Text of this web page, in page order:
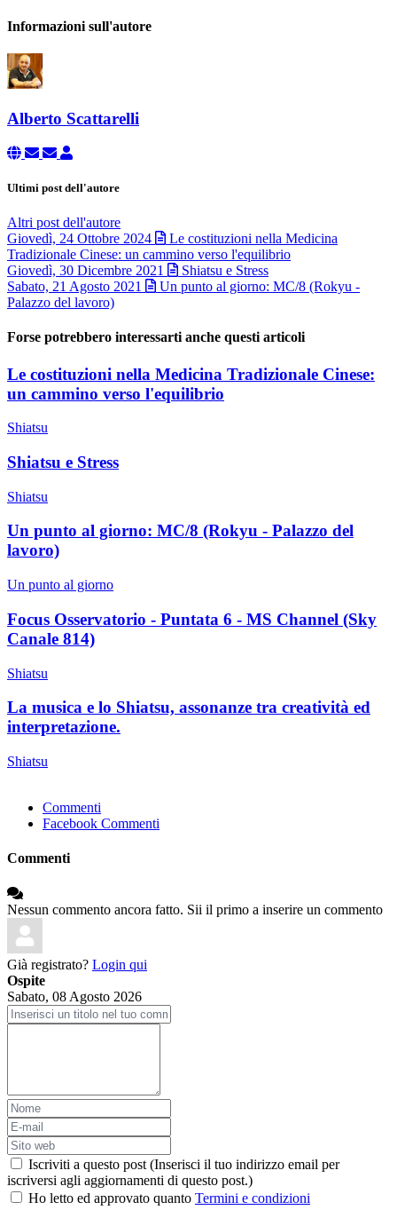
Informazioni sull'autore
Alberto Scattarelli
Ultimi post dell'autore
Altri post dell'autore
Giovedì, 24 Ottobre 2024
Le costituzioni nella Medicina
Tradizionale Cinese: un cammino verso l'equilibrio
Giovedì, 30 Dicembre 2021
Shiatsu e Stress
Sabato, 21 Agosto 2021
Un punto al giorno: MC/8 (Rokyu -
Palazzo del lavoro)
Forse potrebbero interessarti anche questi articoli
Le costituzioni nella Medicina Tradizionale Cinese:
un cammino verso l'equilibrio
Shiatsu
Shiatsu e Stress
Shiatsu
Un punto al giorno: MC/8 (Rokyu - Palazzo del
lavoro)
Un punto al giorno
Focus Osservatorio - Puntata 6 - MS Channel (Sky
Canale 814)
Shiatsu
La musica e lo Shiatsu, assonanze tra creatività ed
interpretazione.
Shiatsu
Commenti
Facebook Commenti
Commenti
Nessun commento ancora fatto. Sii il primo a inserire un commento
Già registrato? Login qui
Ospite
Sabato, 08 Agosto 2026
Iscriviti a questo post (Inserisci il tuo indirizzo email per
iscriversi agli aggiornamenti di questo post.)
Ho letto ed approvato quanto Termini e condizioni